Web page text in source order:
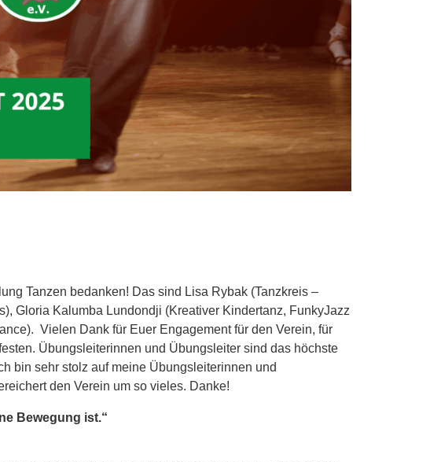
Tanzen bedanken! Das sind Lisa Rybak (Tanzkreis –
Gloria Kalumba Lundondji (Kreativer Kindertanz, FunkyJazz
Vielen Dank für Euer Engagement für den Verein, für
Übungsleiterinnen und Übungsleiter sind das höchste
bin sehr stolz auf meine Übungsleiterinnen und
den Verein um so vieles. Danke!
Bewegung ist.“